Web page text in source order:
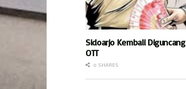
Sidoarjo Kembali Diguncang
OTT
0 SHARES